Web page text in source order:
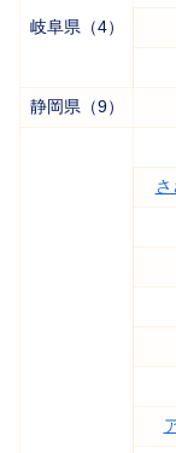
岐阜県（4）
静岡県（9）